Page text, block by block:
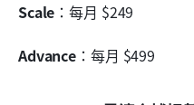
Scale ：每月 $249
Advance ：每月 $499